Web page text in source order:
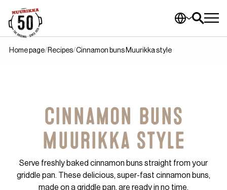
Home page Recipes Cinnamon buns Muurikka style
Cinnamon buns
Muurikka style
Serve freshly baked cinnamon buns straight from your
griddle pan. These delicious, super-fast cinnamon buns,
made on a griddle pan, are ready in no time.